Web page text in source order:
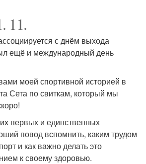
11.
с днём выхода
ещё и международный день
моей спортивной историей в
Сета по свиткам, который мы
первых и единственных
повод вспомнить, каким трудом
и как важно делать это
к своему здоровью.